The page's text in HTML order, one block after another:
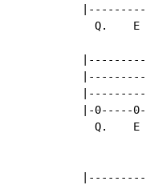
Q.    E
|-0-----
Q.    E